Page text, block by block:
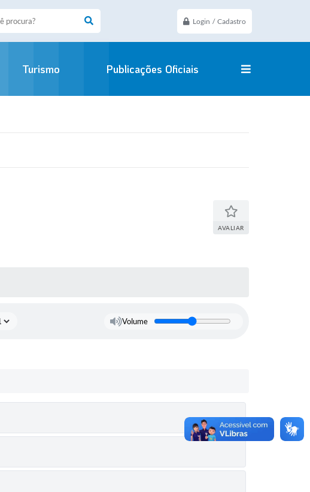
Login / Cadastro
Turismo Publicações Oficiais
AVALIAR
Volume